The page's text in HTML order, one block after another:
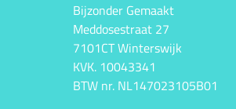
Bijzonder Gemaakt
Meddosestraat 27
7101CT Winterswijk
KVK. 10043341
BTW nr. NL147023105B01